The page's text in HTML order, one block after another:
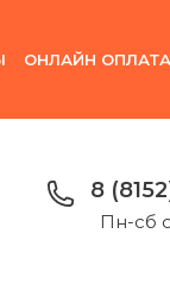
ОНЛАЙН ОПЛАТА
8
Пн-сб